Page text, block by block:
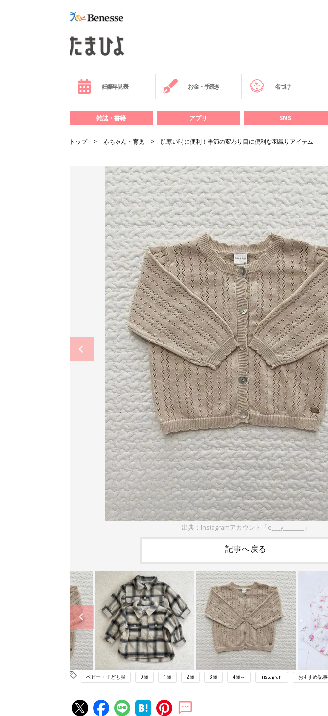
妊娠早見表 お金・手続き 名づけ
雑誌・書籍 アプリ SNS
トップ 赤ちゃん・育児 肌寒い時に便利！季節の変わり目に便利な羽織りアイテム
出典：Instagramアカウント「e___y_______」
記事へ戻る
ベビー・子ども服 0歳 1歳 2歳 3歳 4歳～ Instagram おすすめ記事